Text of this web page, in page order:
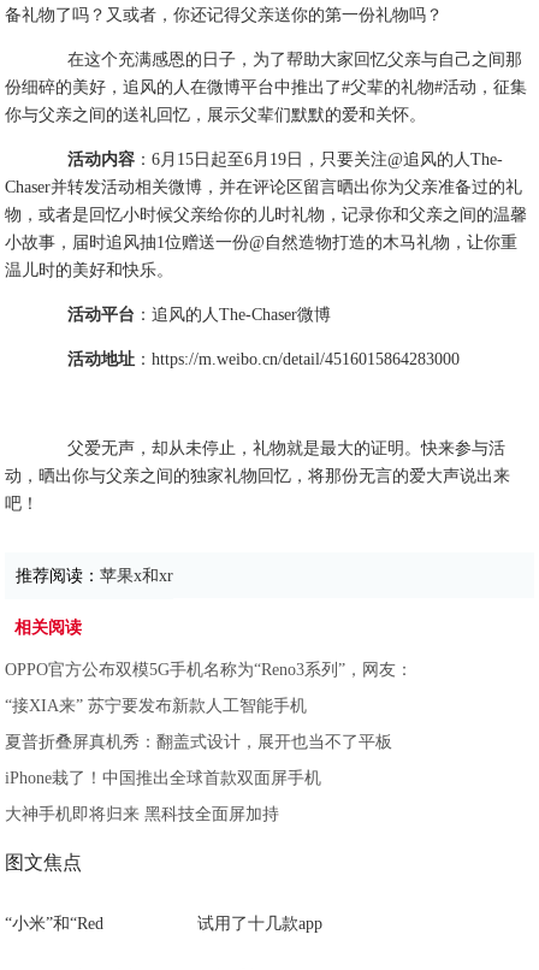
备礼物了吗？又或者，你还记得父亲送你的第一份礼物吗？
在这个充满感恩的日子，为了帮助大家回忆父亲与自己之间那
份细碎的美好，追风的人在微博平台中推出了#父辈的礼物#活动，征集
你与父亲之间的送礼回忆，展示父辈们默默的爱和关怀。
活动内容 ：6月15日起至6月19日，只要关注@追风的人The-
Chaser并转发活动相关微博，并在评论区留言晒出你为父亲准备过的礼
物，或者是回忆小时候父亲给你的儿时礼物，记录你和父亲之间的温馨
小故事，届时追风抽1位赠送一份@自然造物打造的木马礼物，让你重
温儿时的美好和快乐。
活动平台 ：追风的人The-Chaser微博
活动地址 ：https://m.weibo.cn/detail/4516015864283000
父爱无声，却从未停止，礼物就是最大的证明。快来参与活
动，晒出你与父亲之间的独家礼物回忆，将那份无言的爱大声说出来
吧！
推荐阅读：苹果x和xr
相关阅读
OPPO官方公布双模5G手机名称为“Reno3系列”，网友：
“接XIA来” 苏宁要发布新款人工智能手机
夏普折叠屏真机秀：翻盖式设计，展开也当不了平板
iPhone栽了！中国推出全球首款双面屏手机
大神手机即将归来 黑科技全面屏加持
图文焦点
“小米”和“Red 试用了十几款app